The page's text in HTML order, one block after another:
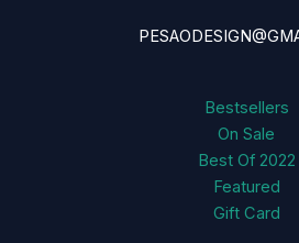
Bestsellers
On Sale
Best Of 2022
Featured
Gift Card